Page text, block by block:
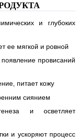
и глубоких
ее мягкой и ровной
провисаний
питает кожу
сиянием
и осветляет
и ускоряют процесс